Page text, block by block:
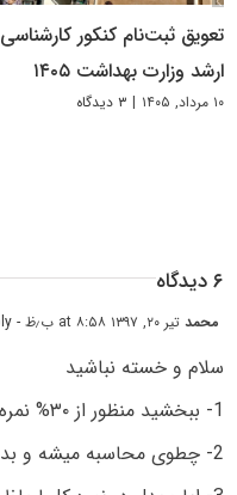
تعویق ثبت‌نام کنکور کارشناسی
ارشد وزارت بهداشت ۱۴۰۵
۱۰ مرداد, ۱۴۰۵ | ۳ دیدگاه
۶ دیدگاه
محمدتیر ۲۰, ۱۳۹۷ at ۸:۵۸ ب٫ظ - Reply
سلام و خسته نباشید
1- ببخشید منظور از ۳۰% نمره کل ازمون چی هست؟
2- چطوی محاسبه میشه و بدست میاد؟